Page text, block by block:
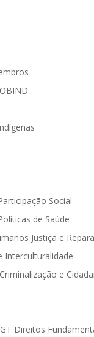
Social
de Saúde
Justiça e
Interculturalidade
e
Direitos